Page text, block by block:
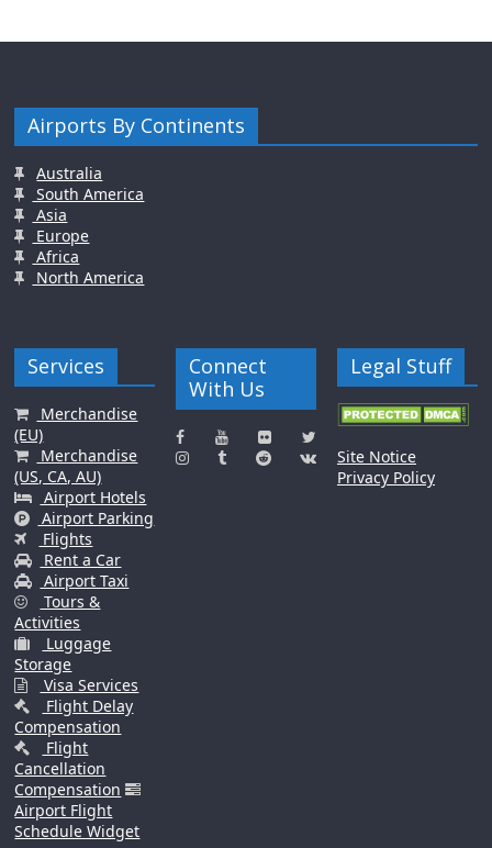
Airports By Continents
Australia
South America
Asia
Europe
Africa
North America
Services
Merchandise
(EU)
Merchandise
(US, CA, AU)
Airport Hotels
Airport Parking
Flights
Rent a Car
Airport Taxi
Tours &
Activities
Luggage
Storage
Visa Services
Flight Delay
Compensation
Flight
Cancellation
Compensation
Airport Flight
Schedule Widget
Connect
With Us
Legal Stuff
Site Notice
Privacy Policy